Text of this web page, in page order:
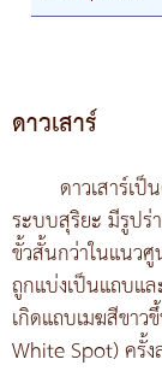
ดาวเสาร์
ดาวเสาร์เ
ระบบสุริยะ มีรูปร่
ขั้วสั้นกว่าในแนวศู
ถูกแบ่งเป็นแถบแ
เกิดแถบเมฆสีขาว
White Spot) ครั้